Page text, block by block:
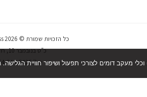
כל הזכויות שמורת © 2026 ON-IT Fitness.
כ"ט בנובמבר 10, חדרה.
טל' 054-244-5425